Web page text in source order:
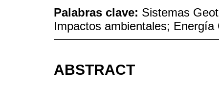
Palabras clave: Sistemas
Impactos ambientales;
ABSTRACT